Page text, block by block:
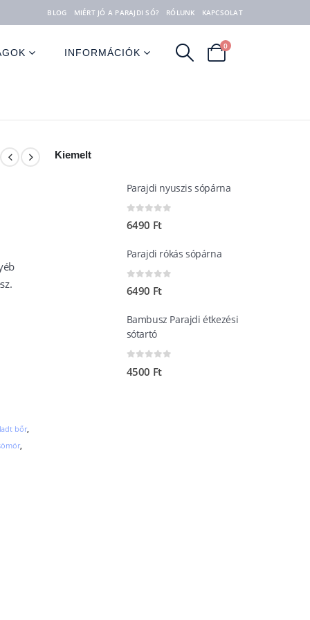
BLOG MIÉRT JÓ A PARAJDI SÓ? RÓLUNK KAPCSOLAT
INFORMÁCIÓK
0
bőr,
,
Kiemelt
Parajdi nyuszis sópárna
6490 Ft
Parajdi rókás sópárna
6490 Ft
Bambusz Parajdi étkezési
sótartó
4500 Ft